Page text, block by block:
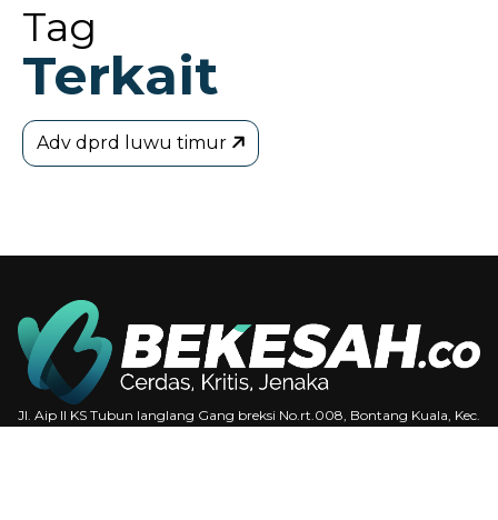
Tag
Terkait
Adv dprd luwu timur
Jl. Aip II KS Tubun langlang Gang breksi No.rt.008, Bontang Kuala, Kec.